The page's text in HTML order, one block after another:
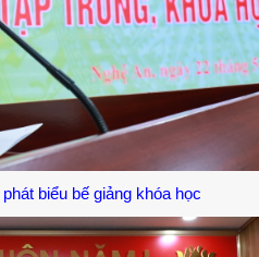
biểu bế giảng khóa học